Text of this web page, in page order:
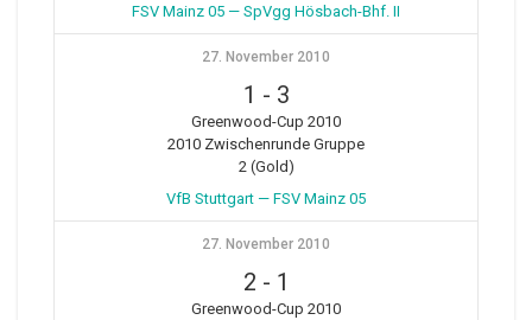
FSV Mainz 05 — SpVgg Hösbach-Bhf. II
27. November 2010
1 - 3
Greenwood-Cup 2010
2010 Zwischenrunde Gruppe
2 (Gold)
VfB Stuttgart — FSV Mainz 05
27. November 2010
2 - 1
Greenwood-Cup 2010